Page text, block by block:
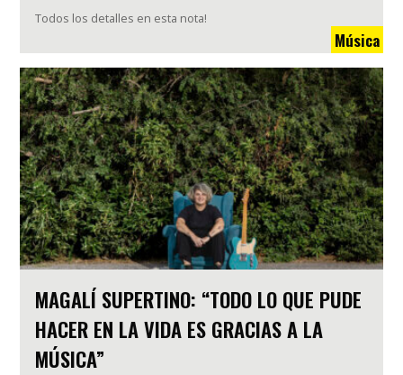
Todos los detalles en esta nota!
Música
MAGALÍ SUPERTINO: “TODO LO QUE PUDE
HACER EN LA VIDA ES GRACIAS A LA
MÚSICA”